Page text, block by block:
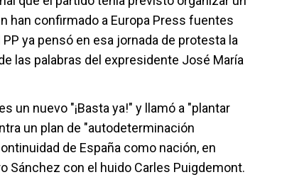
han confirmado a Europa Press fuentes
ya pensó en esa jornada de protesta la
las palabras del expresidente José María
un nuevo "¡Basta ya!" y llamó a "plantar
un plan de "autodeterminación
de España como nación, en
Sánchez con el huido Carles Puigdemont.